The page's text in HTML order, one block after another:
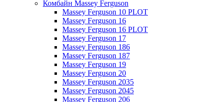
Комбайн Massey Ferguson
Massey Ferguson 10 PLOT
Massey Ferguson 16
Massey Ferguson 16 PLOT
Massey Ferguson 17
Massey Ferguson 186
Massey Ferguson 187
Massey Ferguson 19
Massey Ferguson 20
Massey Ferguson 2035
Massey Ferguson 2045
Massey Ferguson 206